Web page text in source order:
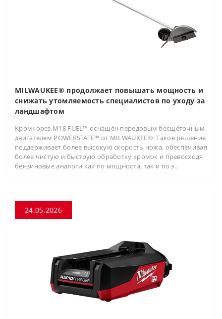
MILWAUKEE® продолжает повышать мощность и
снижать утомляемость специалистов по уходу за
ландшафтом
Кромкорез M18 FUEL™ оснащён передовым бесщёточным
двигателем POWERSTATE™ от MILWAUKEE®. Такое решение
поддерживает более высокую скорость ножа, обеспечивая
более чистую и быструю обработку кромок и превосходя
бензиновые аналоги как по мощности, так и по э..
24.05.2026